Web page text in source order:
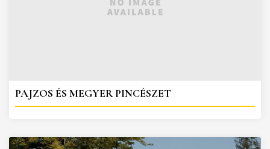
PAJZOS ÉS MEGYER PINCÉSZET